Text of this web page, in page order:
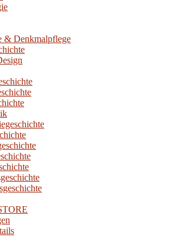
& Denkmalpflege